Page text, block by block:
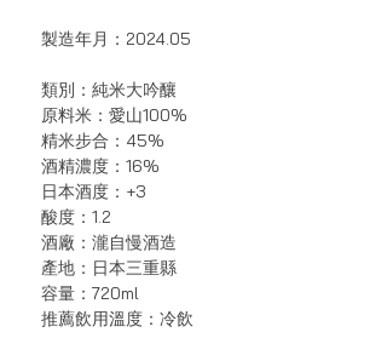
製造年月：2024.05
類別：純米大吟釀
原料米：愛山100%
精米步合：45%
酒精濃度：16%
日本酒度：+3
酸度：1.2
酒廠：瀧自慢酒造
產地：日本三重縣
容量：720ml
推薦飲用溫度：冷飲